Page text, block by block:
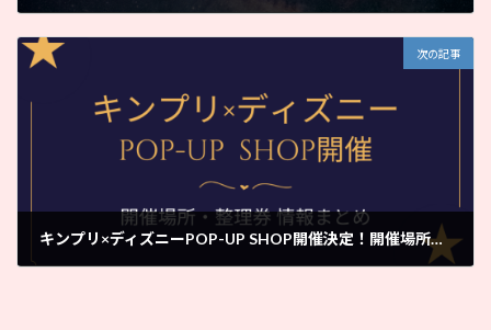
次の記事
キンプリ×ディズニーPOP-UP SHOP開催決定！開催場所・整理券・グッズ情報まとめ【2026】